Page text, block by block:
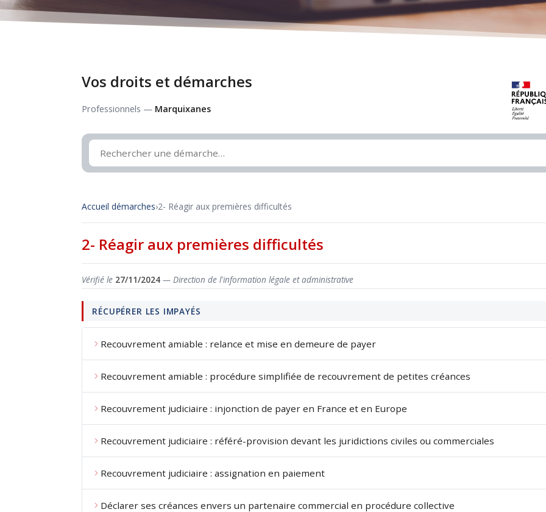
Vos droits et démarches
Professionnels — Marquixanes
Accueil démarches›2- Réagir aux premières difficultés
2- Réagir aux premières difficultés
Vérifié le 27/11/2024 — Direction de l'information légale et administrative
RÉCUPÉRER LES IMPAYÉS
Recouvrement amiable : relance et mise en demeure de payer
Recouvrement amiable : procédure simplifiée de recouvrement de petites créances
Recouvrement judiciaire : injonction de payer en France et en Europe
Recouvrement judiciaire : référé-provision devant les juridictions civiles ou commerciales
Recouvrement judiciaire : assignation en paiement
Déclarer ses créances envers un partenaire commercial en procédure collective